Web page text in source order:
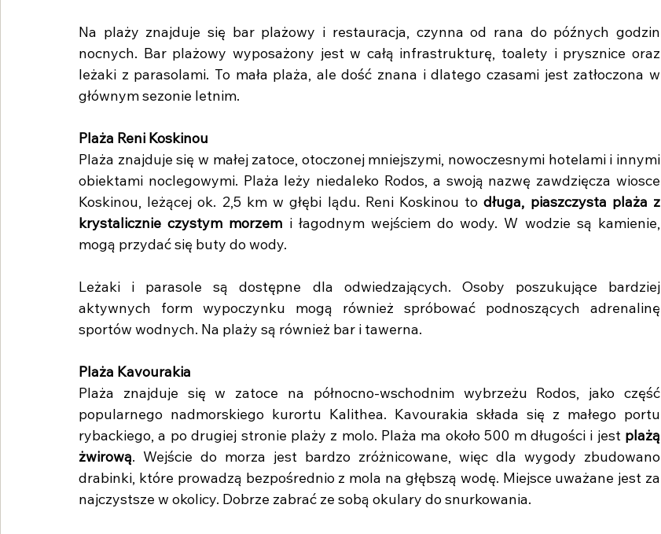
Na plaży znajduje się bar plażowy i restauracja, czynna od rana do późnych godzin
nocnych. Bar plażowy wyposażony jest w całą infrastrukturę, toalety i prysznice oraz
leżaki z parasolami. To mała plaża, ale dość znana i dlatego czasami jest zatłoczona w
głównym sezonie letnim.
Plaża Reni Koskinou
Plaża znajduje się w małej zatoce, otoczonej mniejszymi, nowoczesnymi hotelami i innymi
obiektami noclegowymi. Plaża leży niedaleko Rodos, a swoją nazwę zawdzięcza wiosce
Koskinou, leżącej ok. 2,5 km w głębi lądu. Reni Koskinou to długa, piaszczysta plaża z
krystalicznie czystym morzem i łagodnym wejściem do wody. W wodzie są kamienie,
mogą przydać się buty do wody.
Leżaki i parasole są dostępne dla odwiedzających. Osoby poszukujące bardziej
aktywnych form wypoczynku mogą również spróbować podnoszących adrenalinę
sportów wodnych. Na plaży są również bar i tawerna.
Plaża Kavourakia
Plaża znajduje się w zatoce na północno-wschodnim wybrzeżu Rodos, jako część
popularnego nadmorskiego kurortu Kalithea. Kavourakia składa się z małego portu
rybackiego, a po drugiej stronie plaży z molo. Plaża ma około 500 m długości i jest plażą
żwirową. Wejście do morza jest bardzo zróżnicowane, więc dla wygody zbudowano
drabinki, które prowadzą bezpośrednio z mola na głębszą wodę. Miejsce uważane jest za
najczystsze w okolicy. Dobrze zabrać ze sobą okulary do snurkowania.